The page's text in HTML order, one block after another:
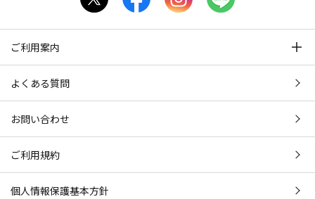
ご利用案内
よくある質問
お問い合わせ
ご利用規約
個人情報保護基本方針